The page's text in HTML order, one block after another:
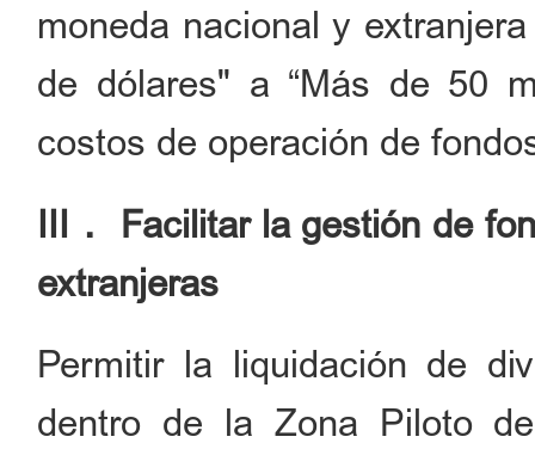
moneda nacional y
de dólares" a “Más de 50
costos de operación de
III． Facilitar la gestión de
extranjeras
Permitir la liquidación de
dentro de la Zona Piloto